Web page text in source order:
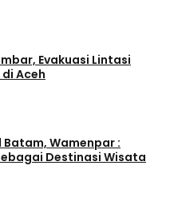
Evakuasi Lintasi
Aceh
Batam, Wamenpar :
Destinasi Wisata